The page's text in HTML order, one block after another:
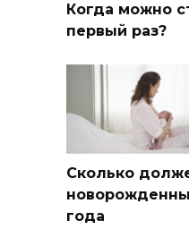
Когда можно
первый раз?
Сколько
года